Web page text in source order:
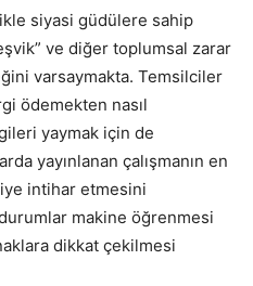
siyasi güdülere sahip
ve diğer toplumsal zarar
varsaymakta. Temsilciler
ödemekten nasıl
yaymak için de
yayınlanan çalışmanın en
intihar etmesini
makine öğrenmesi
dikkat çekilmesi